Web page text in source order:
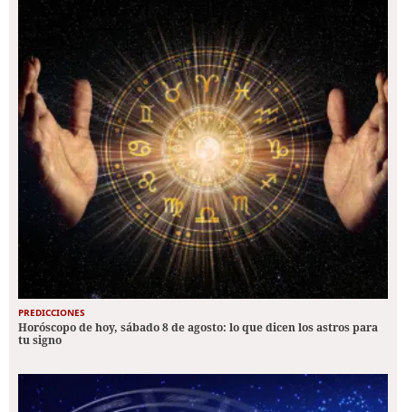
PREDICCIONES
Horóscopo de hoy, sábado 8 de agosto: lo que dicen los astros para
tu signo